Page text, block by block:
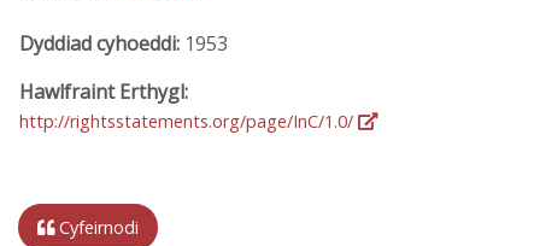
Dyddiad cyhoeddi: 1953
Hawlfraint Erthygl:
http://rightsstatements.org/page/InC/1.0/
Cyfeirnodi